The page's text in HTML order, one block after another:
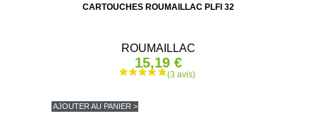
CARTOUCHES ROUMAILLAC PLFI 32
ROUMAILLAC
15,19 €
AJOUTER AU PANIER >